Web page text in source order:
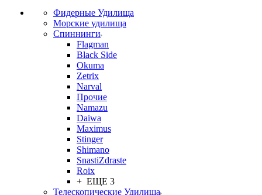
Фидерные Удилища
Морские удилища
Спиннинги
Flagman
Black Side
Okuma
Zetrix
Narval
Прочие
Namazu
Daiwa
Maximus
Stinger
Shimano
SnastiZdraste
Roix
+ ЕЩЕ 3
Телескопические Удилища